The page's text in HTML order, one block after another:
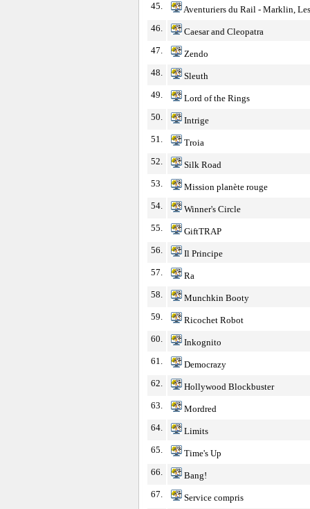
45.
Aventuriers du Rail - Marklin, Les
46.
Caesar and Cleopatra
47.
Zendo
48.
Sleuth
49.
Lord of the Rings
50.
Intrige
51.
Troia
52.
Silk Road
53.
Mission planète rouge
54.
Winner's Circle
55.
GiftTRAP
56.
Il Principe
57.
Ra
58.
Munchkin Booty
59.
Ricochet Robot
60.
Inkognito
61.
Democrazy
62.
Hollywood Blockbuster
63.
Mordred
64.
Limits
65.
Time's Up
66.
Bang!
67.
Service compris